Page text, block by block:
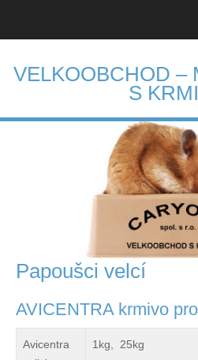
VELKOOBCHOD –
S
Papoušci velcí
AVICENTRA krmivo
Avicentra
1kg, 25kg